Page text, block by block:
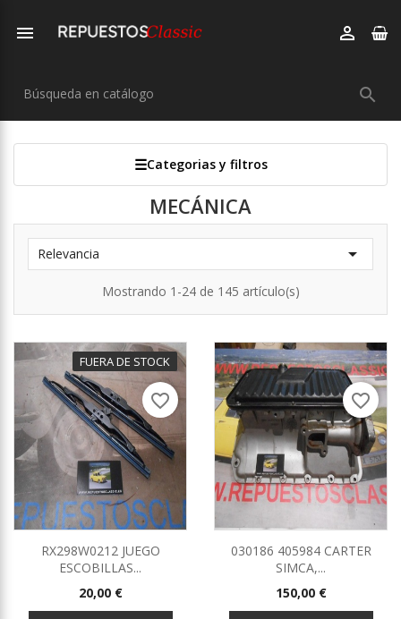
 

Categorias y filtros
MECÁNICA
Relevancia 
Mostrando 1-24 de 145 artículo(s)
FUERA DE STOCK
RX298W0212 JUEGO
ESCOBILLAS...
Precio
20,00 €
favorite_border
030186 405984 CARTER
SIMCA,...
Precio
150,00 €
favorite_border